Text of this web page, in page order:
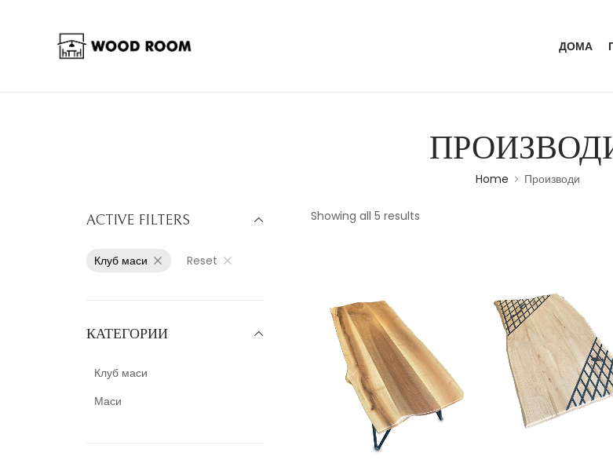
ДОМА
Home Производи
ACTIVE FILTERS
Клуб маси Reset
КАТЕГОРИИ
Клуб маси
Маси
Showing all 5 results